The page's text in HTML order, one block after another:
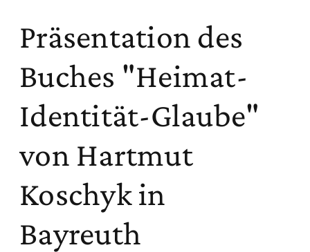
Präsentation des
Buches "Heimat-
Identität-Glaube"
von Hartmut
Koschyk in
Bayreuth